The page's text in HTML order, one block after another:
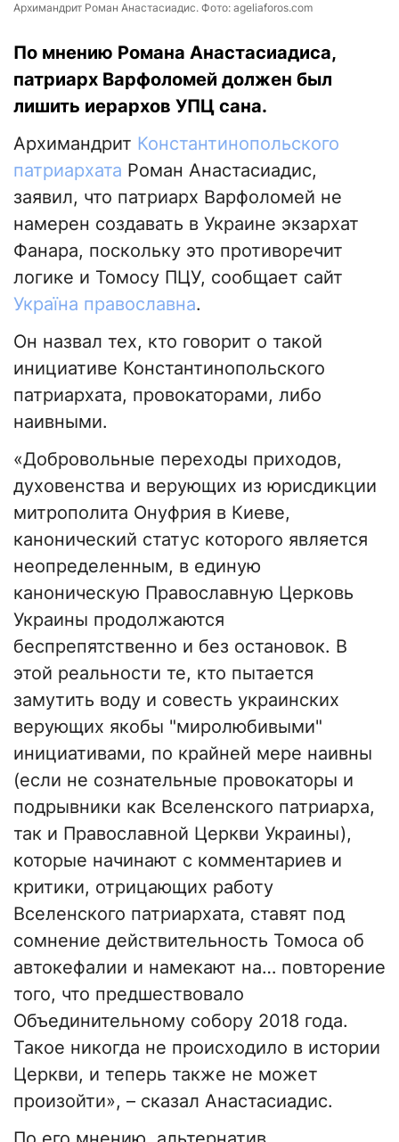
Архимандрит Роман Анастасиадис. Фото: ageliaforos.com
По мнению Романа Анастасиадиса,
патриарх Варфоломей должен был
лишить иерархов УПЦ сана.
Архимандрит Константинопольского
патриархата Роман Анастасиадис,
заявил, что патриарх Варфоломей не
намерен создавать в Украине экзархат
Фанара, поскольку это противоречит
логике и Томосу ПЦУ, сообщает сайт
Україна православна.
Он назвал тех, кто говорит о такой
инициативе Константинопольского
патриархата, провокаторами, либо
наивными.
«Добровольные переходы приходов,
духовенства и верующих из юрисдикции
митрополита Онуфрия в Киеве,
канонический статус которого является
неопределенным, в единую
каноническую Православную Церковь
Украины продолжаются
беспрепятственно и без остановок. В
этой реальности те, кто пытается
замутить воду и совесть украинских
верующих якобы "миролюбивыми"
инициативами, по крайней мере наивны
(если не сознательные провокаторы и
подрывники как Вселенского патриарха,
так и Православной Церкви Украины),
которые начинают с комментариев и
критики, отрицающих работу
Вселенского патриархата, ставят под
сомнение действительность Томоса об
автокефалии и намекают на… повторение
того, что предшествовало
Объединительному собору 2018 года.
Такое никогда не происходило в истории
Церкви, и теперь также не может
произойти», – сказал Анастасиадис.